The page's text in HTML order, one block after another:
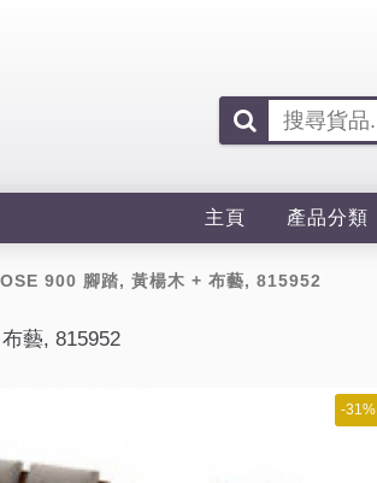
主頁 產品分類
900 腳踏, 黃楊木 + 布藝, 815952
藝, 815952
-31%